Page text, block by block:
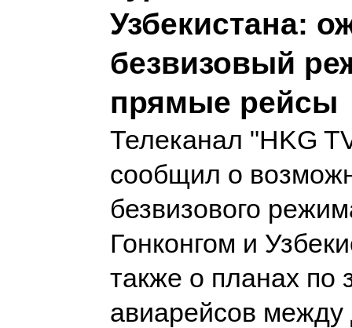
Узбекистана:
безвизовый
прямые рейсы
Телеканал "HKG
сообщил о
безвизового
Гонконгом и
также о планах по
авиарейсов между